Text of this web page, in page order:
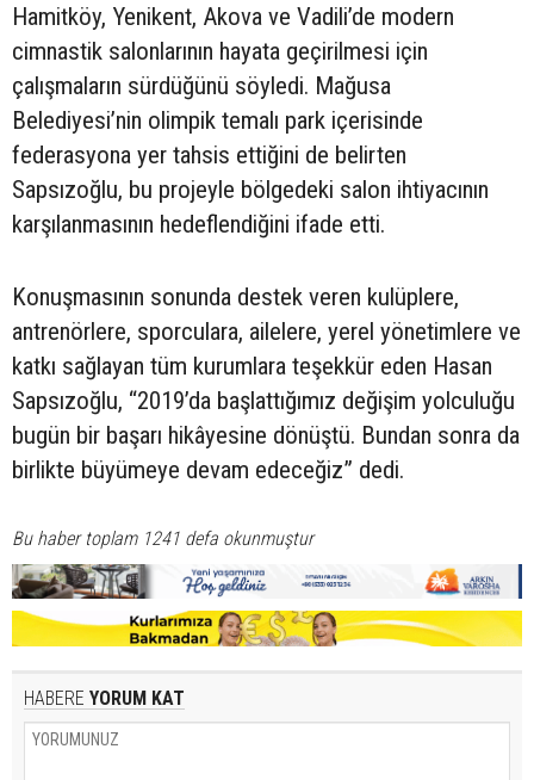
Hamitköy, Yenikent, Akova ve Vadili’de modern
cimnastik salonlarının hayata geçirilmesi için
çalışmaların sürdüğünü söyledi. Mağusa
Belediyesi’nin olimpik temalı park içerisinde
federasyona yer tahsis ettiğini de belirten
Sapsızoğlu, bu projeyle bölgedeki salon ihtiyacının
karşılanmasının hedeflendiğini ifade etti.
Konuşmasının sonunda destek veren kulüplere,
antrenörlere, sporculara, ailelere, yerel yönetimlere ve
katkı sağlayan tüm kurumlara teşekkür eden Hasan
Sapsızoğlu, “2019’da başlattığımız değişim yolculuğu
bugün bir başarı hikâyesine dönüştü. Bundan sonra da
birlikte büyümeye devam edeceğiz” dedi.
Bu haber toplam 1241 defa okunmuştur
HABERE YORUM KAT